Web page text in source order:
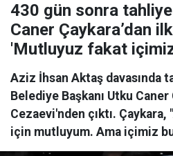
430 gün sonra
Caner Çaykara’dan
'Mutluyuz fakat
Aziz İhsan Aktaş davasında
Belediye Başkanı Utku
Cezaevi'nden çıktı. Çaykara,
için mutluyum. Ama içimiz